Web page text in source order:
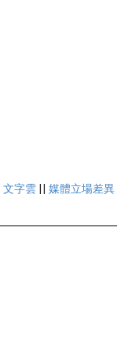
文字雲 || 媒體立場差異